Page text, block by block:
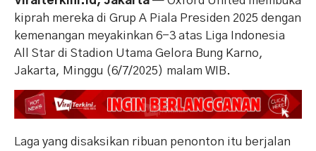
kiprah mereka di Grup A Piala Presiden 2025 dengan
kemenangan meyakinkan 6-3 atas Liga Indonesia
All Star di Stadion Utama Gelora Bung Karno,
Jakarta, Minggu (6/7/2025) malam WIB.
Laga yang disaksikan ribuan penonton itu berjalan